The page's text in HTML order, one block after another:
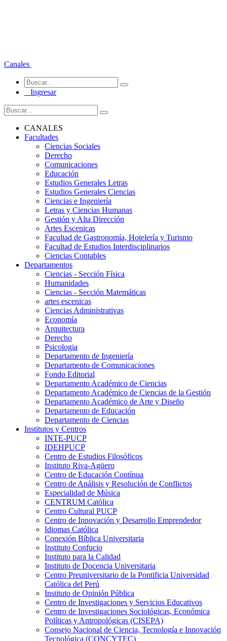
Canales
Ingresar
CANALES
Facultades
Ciencias Sociales
Derecho
Comunicaciones
Educación
Estudios Generales Letras
Estudios Generales Ciencias
Ciencias e Ingeniería
Letras y Ciencias Humanas
Gestión y Alta Dirección
Artes Escenicas
Facultad de Gastronomía, Hotelería y Turismo
Facultad de Estudios Interdisciplinarios
Ciencias Contables
Departamentos
Ciencias - Sección Física
Humanidades
Ciencias - Sección Matemáticas
artes escenicas
Ciencias Administrativas
Economía
Arquitectura
Derecho
Psicologia
Departamento de Ingeniería
Departamento de Comunicaciones
Fondo Editorial
Departamento Académico de Ciencias
Departamento Académico de Ciencias de la Gestión
Departamento Académico de Arte y Diseño
Departamento de Educación
Departamento de Ciencias
Institutos y Centros
INTE-PUCP
IDEHPUCP
Centro de Estudios Filosóficos
Instituto Riva-Agüero
Centro de Educación Contínua
Centro de Análisis y Resolución de Conflictos
Especialidad de Música
CENTRUM Católica
Centro Cultural PUCP
Centro de Innovación y Desarrollo Emprendedor
Idiomas Católica
Conexión Bíblica Universitaria
Instituto Confucio
Instituto para la Calidad
Instituto de Docencia Universitaria
Centro Preuniversitario de la Pontificia Universidad
Católica del Perú
Instituto de Opinión Pública
Centro de Investigaciones y Servicios Educativos
Centro de Investigaciones Sociológicas, Económica
Políticas y Antropológicas (CISEPA)
Consejo Nacional de Ciencia, Tecnología e Innovación
Tecnológica (CONCYTEC)